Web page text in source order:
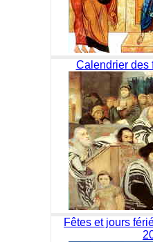
Calendrier des
Fêtes et jours